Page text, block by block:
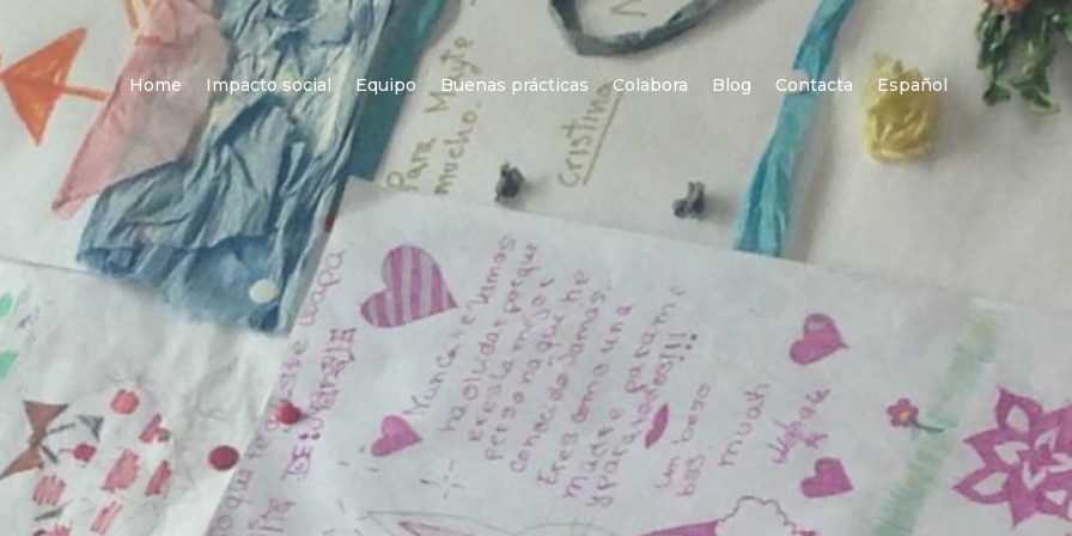
Home Impacto social Equipo Buenas prácticas Colabora Blog Contacta Español